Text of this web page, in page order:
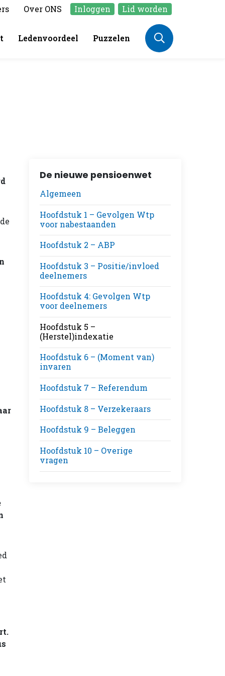
Over ONS Inloggen Lid worden
Ledenvoordeel Puzzelen
De nieuwe pensioenwet
Algemeen
Hoofdstuk 1 – Gevolgen Wtp
voor nabestaanden
Hoofdstuk 2 – ABP
Hoofdstuk 3 – Positie/invloed
deelnemers
Hoofdstuk 4: Gevolgen Wtp
voor deelnemers
Hoofdstuk 5 –
(Herstel)indexatie
Hoofdstuk 6 – (Moment van)
invaren
Hoofdstuk 7 – Referendum
Hoofdstuk 8 – Verzekeraars
Hoofdstuk 9 – Beleggen
Hoofdstuk 10 – Overige
vragen